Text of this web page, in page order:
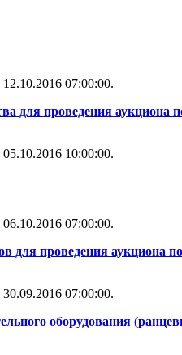
07:00:00.
для проведения аукциона
10:00:00.
07:00:00.
для проведения аукциона
07:00:00.
оборудования